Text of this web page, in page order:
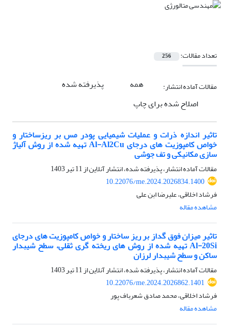
تعداد مقالات: 256
مقالات آماده انتشار: همه
پذیرفته شده
اصلاح شده برای چاپ
تاثیر اندازه ذرات و عملیات شیمیایی پودر مس بر ریزساختار و
خواص کامپوزیت های درجای Al-Al2Cu تهیه شده از روش آلیاژ
سازی مکانیکی و تف جوشی
مقالات آماده انتشار، پذیرفته شده، انتشار آنلاین از11 تیر 1403
10.22076/me.2024.2026834.1400
فرشاد اخلاقی، علیرضا ابن علی
مشاهده مقاله
تاثیر میزان فوق گداز بر ریز ساختار و خواص کامپوزیت های درجای
Al-20Si تهیه شده از روش های ریخته گری ثقلی، سطح شیبدار
ساکن و سطح شیبدار لرزان
مقالات آماده انتشار، پذیرفته شده، انتشار آنلاین از11 تیر 1403
10.22076/me.2024.2026862.1401
فرشاد اخلاقی، محمد صادق شعرباف پور
مشاهده مقاله